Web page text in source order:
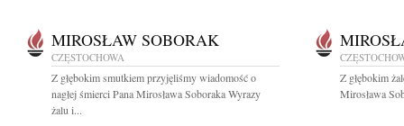
MIROSŁAW SOBORAK
CZĘSTOCHOWA
Z głębokim smutkiem przyjęliśmy wiadomość o
nagłej śmierci Pana Mirosława Soboraka Wyrazy
żalu i...
Z głębokim
Mirosława